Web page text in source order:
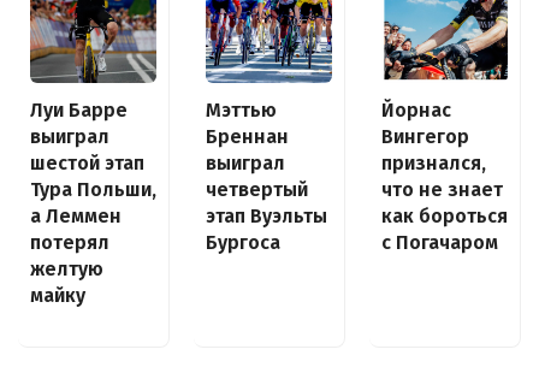
Луи Барре
выиграл
шестой этап
Тура Польши,
а Леммен
потерял
желтую
майку
Мэттью
Бреннан
выиграл
четвертый
этап Вуэльты
Бургоса
Йорнас
Вингегор
признался,
что не знает
как бороться
с Погачаром